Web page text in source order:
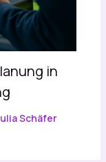
in
Schäfer